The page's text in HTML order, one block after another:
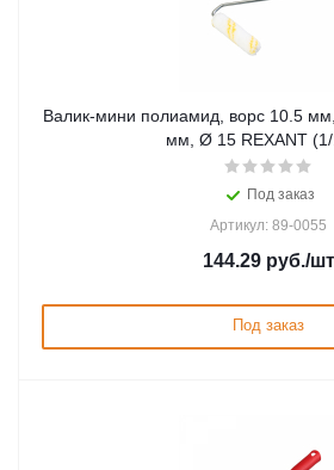
Валик-мини полиамид, ворс 10.5
мм, Ø 15 REXANT
Под заказ
Артикул: 89-0055
144.29руб./шт
Под заказ